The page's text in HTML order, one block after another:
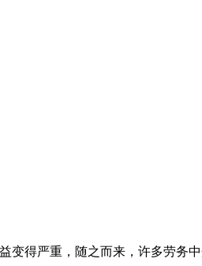
益变得严重，随之而来，许多劳务